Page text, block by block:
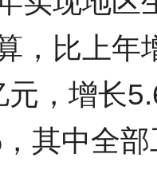
，比上年
，增长
其中全